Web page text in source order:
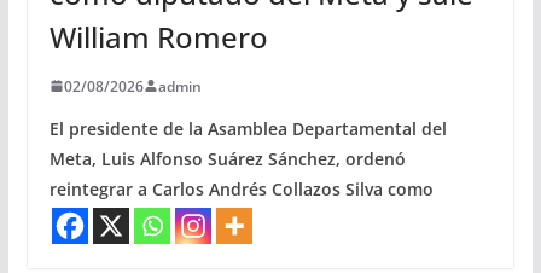
William Romero
02/08/2026 admin
El presidente de la Asamblea Departamental del
Meta, Luis Alfonso Suárez Sánchez, ordenó
reintegrar a Carlos Andrés Collazos Silva como